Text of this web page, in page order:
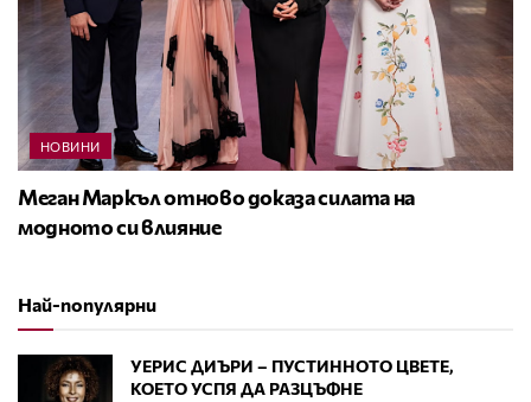
НОВИНИ
Меган Маркъл отново доказа силата на
модното си влияние
Най-популярни
УЕРИС ДИЪРИ – ПУСТИННОТО ЦВЕТЕ,
КОЕТО УСПЯ ДА РАЗЦЪФНЕ